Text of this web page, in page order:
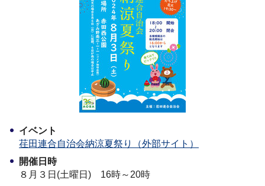
イベント
荏田連合自治会納涼夏祭り（外部サイト）
開催日時
８月３日(土曜日) 16時～20時